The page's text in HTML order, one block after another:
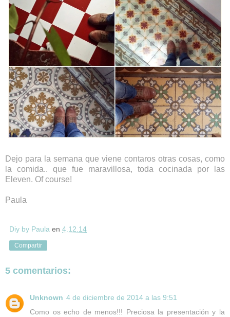
Dejo para la semana que viene contaros otras cosas, como
la comida.. que fue maravillosa, toda cocinada por las
Eleven. Of course!
Paula
Diy by Paula en 4.12.14
Compartir
5 comentarios:
Unknown 4 de diciembre de 2014 a las 9:51
Como os echo de menos!!! Preciosa la presentación y la